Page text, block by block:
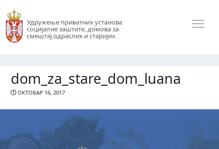
Удружење приватних установа
социјалне заштите, домова за
смештај одраслих и старијих
dom_za_stare_dom_luana
ОКТОБАР 16, 2017